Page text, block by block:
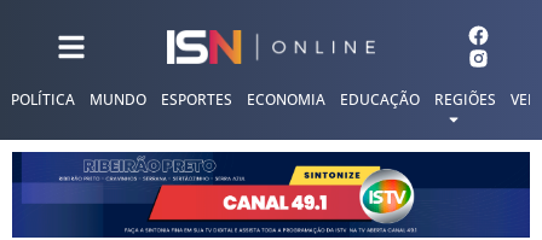
POLÍTICA MUNDO ESPORTES ECONOMIA EDUCAÇÃO REGIÕES